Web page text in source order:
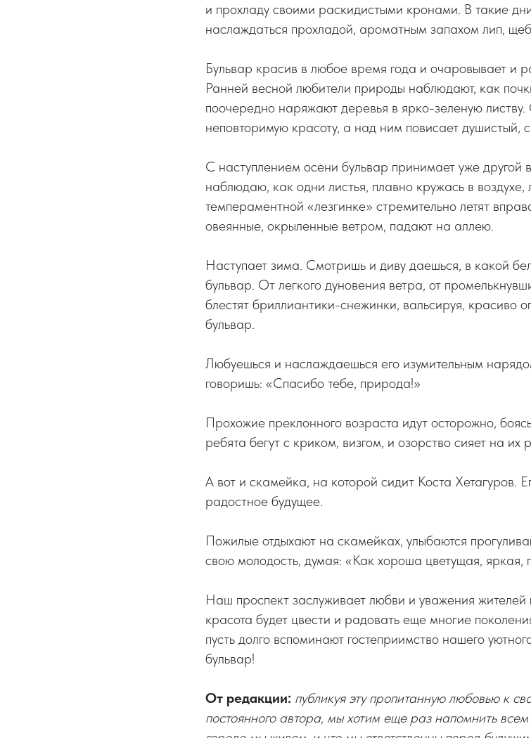
и прохладу своими раскидистыми кронами. В такие
наслаждаться прохладой, ароматным запахом лип,
Бульвар красив в любое время года и очаровывает и
Ранней весной любители природы наблюдают, как
поочередно наряжают деревья в ярко-зеленую
неповторимую красоту, а над ним повисает душистый,
С наступлением осени бульвар принимает уже
наблюдаю, как одни листья, плавно кружась в
темпераментной «лезгинке» стремительно летят
овеянные, окрыленные ветром, падают на аллею.
Наступает зима. Смотришь и диву даешься, в какой
бульвар. От легкого дуновения ветра, от
блестят бриллиантики-снежинки, вальсируя, красиво
бульвар.
Любуешься и наслаждаешься его изумительным
говоришь: «Спасибо тебе, природа!»
Прохожие преклонного возраста идут осторожно,
ребята бегут с криком, визгом, и озорство сияет на их
А вот и скамейка, на которой сидит Коста Хетагуров.
радостное будущее.
Пожилые отдыхают на скамейках, улыбаются
свою молодость, думая: «Как хороша цветущая, яркая,
Наш проспект заслуживает любви и уважения жителей
красота будет цвести и радовать еще многие
пусть долго вспоминают гостеприимство нашего
бульвар!
От редакции: публикуя эту пропитанную любовью к
постоянного автора, мы хотим еще раз напомнить